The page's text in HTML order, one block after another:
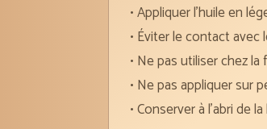
• Appliquer l’huile en
• Éviter le contact avec
• Ne pas utiliser chez
• Ne pas appliquer sur
• Conserver à l’abri de